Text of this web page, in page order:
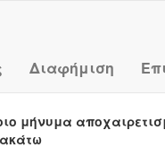
Διαφήμιση
μήνυμα